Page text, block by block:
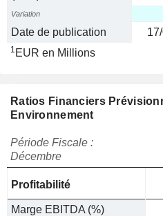
Variation
Date de publication
1 EUR en Millions
Ratios Financiers
Environnement
Période Fiscale :
Décembre
Profitabilité
Marge EBITDA (%)